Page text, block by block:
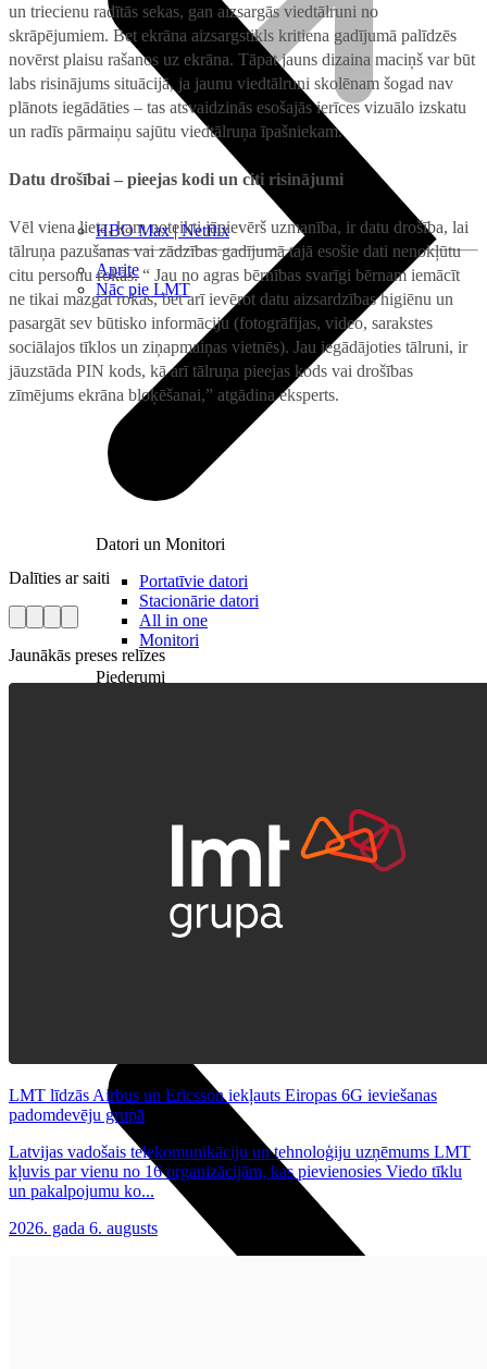
HBO Max | Netflix
Aprite
Nāc pie LMT
Datori un Monitori
Portatīvie datori
Stacionārie datori
All in one
Monitori
Piederumi
Atmiņas kartes
Tīkla iekārtas
Datorkrēsli
Programmatūra
un triecienu radītās sekas, gan aizsargās viedtālruni no
skrāpējumiem. Bet ekrāna aizsargstikls kritiena gadījumā palīdzēs
novērst plaisu rašanos uz ekrāna. Tāpat jauns dizaina maciņš var būt
labs risinājums situācijā, ja jaunu viedtālruni skolēnam šogad nav
plānots iegādāties – tas atsvaidzinās esošajās ierīces vizuālo izskatu
un radīs pārmaiņu sajūtu viedtālruņa īpašniekam.
Datu drošībai – pieejas kodi un citi risinājumi
Vēl viena lieta, kam noteikti jāpievērš uzmanība, ir datu drošība, lai
tālruņa pazušanas vai zādzības gadījumā tajā esošie dati nenokļūtu
citu personu rokās. “ Jau no agras bērnības svarīgi bērnam iemācīt
ne tikai mazgāt rokas, bet arī ievērot datu aizsardzības higiēnu un
pasargāt sev būtisko informāciju (fotogrāfijas, video, sarakstes
sociālajos tīklos un ziņapmaiņas vietnēs). Jau iegādājoties tālruni, ir
jāuzstāda PIN kods, kā arī tālruņa pieejas kods vai drošības
zīmējums ekrāna bloķēšanai,” atgādina eksperts.
Dalīties ar saiti
Jaunākās preses relīzes
LMT līdzās Airbus un Ericsson iekļauts Eiropas 6G ieviešanas
padomdevēju grupā
Latvijas vadošais telekomunikāciju un tehnoloģiju uzņēmums LMT
kļuvis par vienu no 16 organizācijām, kas pievienosies Viedo tīklu
un pakalpojumu ko...
2026. gada 6. augusts